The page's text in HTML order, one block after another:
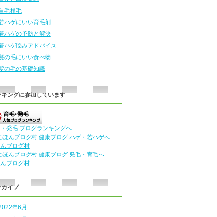
毛植毛
ハゲにいい育毛剤
ハゲの予防と解決
ハゲ悩みアドバイス
の毛にいい食べ物
の毛の基礎知識
キングに参加しています
発毛 ブログランキングへ
ブログ村
ブログ村
カイブ
年6月